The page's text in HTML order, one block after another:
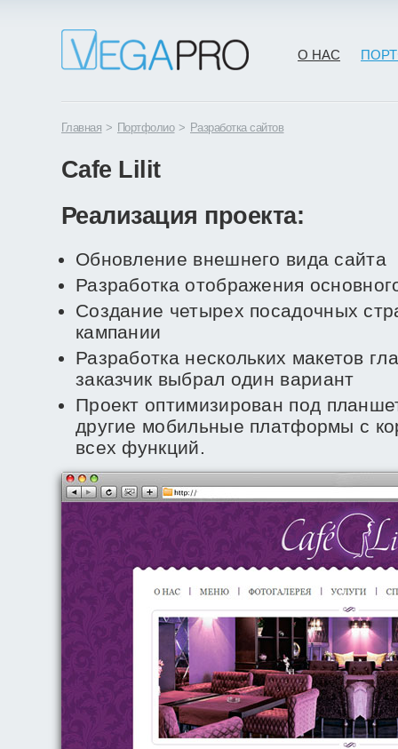
О НАС
Главная > Портфолио > Разработка сайтов
Cafe Lilit
Реализация проекта:
Обновление внешнего вида сайта
Разработка отображения
Создание четырех посадочных
кампании
Разработка нескольких макетов
заказчик выбрал один вариант
Проект оптимизирован под
другие мобильные платформы с
всех функций.